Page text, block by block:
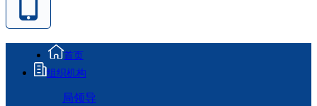
首页
组织机构
局领导